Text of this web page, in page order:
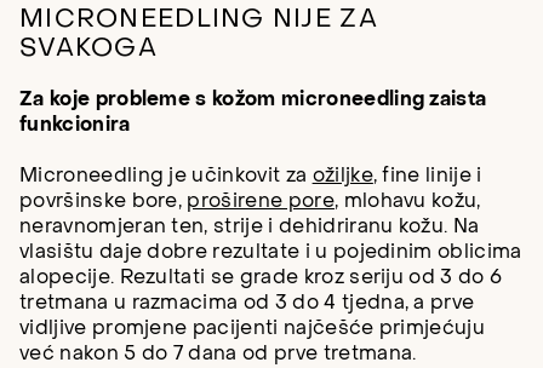
MICRONEEDLING NIJE ZA
SVAKOGA
Za koje probleme s kožom microneedling zaista
funkcionira
Microneedling je učinkovit za ožiljke, fine linije i
površinske bore, proširene pore, mlohavu kožu,
neravnomjeran ten, strije i dehidriranu kožu. Na
vlasištu daje dobre rezultate i u pojedinim oblicima
alopecije. Rezultati se grade kroz seriju od 3 do 6
tretmana u razmacima od 3 do 4 tjedna, a prve
vidljive promjene pacijenti najčešće primjećuju
već nakon 5 do 7 dana od prve tretmana.